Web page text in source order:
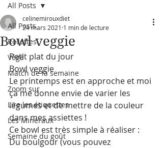
All Posts
Recettes
Végé
Match de la semaine
Zoom sur
Lire les étiquettes
Les Minéraux
Semaine du goût
All Posts
Bowl veggie
celinemirouxdiet
24 mars 2021 1 min de lecture
Petit plat du jour
Bowl veggie
Le printemps est en approche et moi
ça me donne envie de varier les
légumes et de mettre de la couleur
dans mes assiettes !
Ce bowl est très simple à réaliser :
Du boulgour (vous pouvez